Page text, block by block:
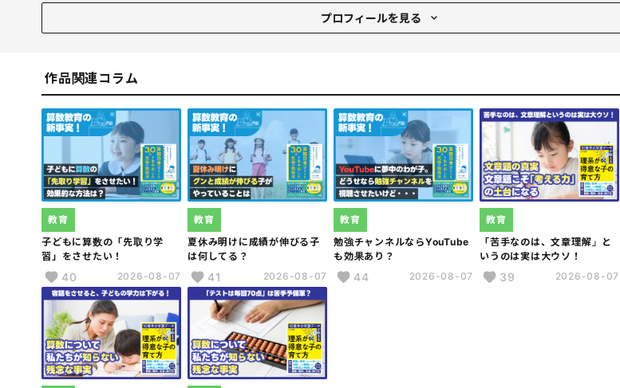
プロフィールを見る
京都大学大学院エネルギー科学研究科修了後、ユーザ行動調査・デジタルマーケティング領域専門特化型
小学生の算数の学習教材で、のべ30億件のデータを収集し、より学習効果の高いカリキュラムや指導法を
ーが殺到している。
作品関連コラム
子どもに算数の「先取り学
習」をさせたい！
教育
40 2026-08-07
夏休み明けに成績が伸びる子
は何してる？
教育
41 2026-08-07
勉強チャンネルならYouTube
も効果あり？
教育
44 2026-08-07
「苦手なのは、文章理解」と
いうのは実は大ウソ！
教育
39 2026-08-07